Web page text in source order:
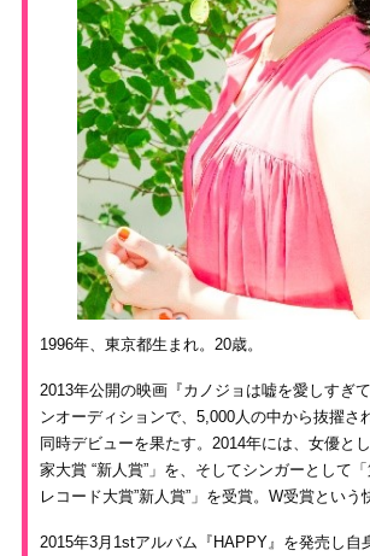
1996年、東京都生まれ。20歳。
2013年公開の映画『カノジョは嘘を愛しすぎ
ンオーディションで、5,000人の中から抜擢さ
同時デビューを果たす。2014年には、女優と
家大賞 “新人賞”」を、そしてシンガーとして
レコード大賞”新人賞”」を受賞。W受賞という
2015年3月1stアルバム『HAPPY』を発売し自